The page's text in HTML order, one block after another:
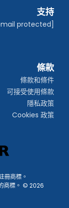
支持
protected]
條款
條款和條件
可接受使用條款
隱私政策
Cookies 政策
冊商標。
商標。 © 2026